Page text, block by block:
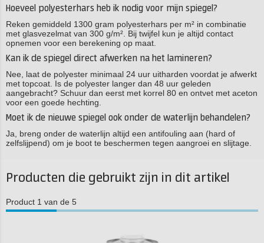
Hoeveel polyesterhars heb ik nodig voor mijn spiegel?
Reken gemiddeld 1300 gram polyesterhars per m² in combinatie
met glasvezelmat van 300 g/m². Bij twijfel kun je altijd contact
opnemen voor een berekening op maat.
Kan ik de spiegel direct afwerken na het lamineren?
Nee, laat de polyester minimaal 24 uur uitharden voordat je afwerkt
met topcoat. Is de polyester langer dan 48 uur geleden
aangebracht? Schuur dan eerst met korrel 80 en ontvet met aceton
voor een goede hechting.
Moet ik de nieuwe spiegel ook onder de waterlijn behandelen?
Ja, breng onder de waterlijn altijd een antifouling aan (hard of
zelfslijpend) om je boot te beschermen tegen aangroei en slijtage.
Producten die gebruikt zijn in dit artikel
Product 1 van de 5